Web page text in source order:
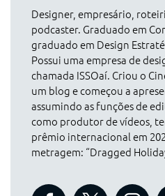
Designer, empresário,
podcaster. Graduado em
graduado em Design
Possui uma empresa de
chamada ISSOaí. Criou o
um blog e começou a
assumindo as funções de
como produtor de vídeos,
prêmio internacional em
metragem: “Dragged